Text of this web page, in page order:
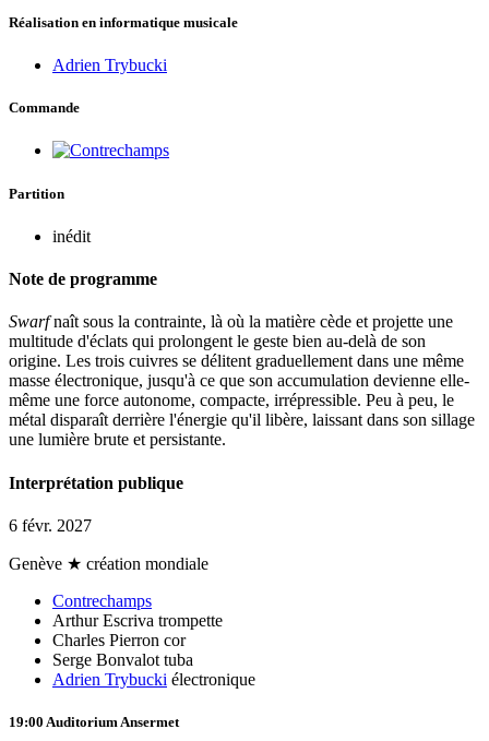
Réalisation en informatique musicale
Adrien Trybucki
Commande
Partition
inédit
Note de programme
Swarfnaît sous la contrainte, là où la matière cède et projette une
multitude d'éclats qui prolongent le geste bien au-delà de son
origine. Les trois cuivres se délitent graduellement dans une même
masse électronique, jusqu'à ce que son accumulation devienne elle-
même une force autonome, compacte, irrépressible. Peu à peu, le
métal disparaît derrière l'énergie qu'il libère, laissant dans son sillage
une lumière brute et persistante.
Interprétation publique
6 févr. 2027
Genève ★ création mondiale
Contrechamps
Arthur Escriva trompette
Charles Pierron cor
Serge Bonvalot tuba
Adrien Trybucki électronique
19:00 Auditorium Ansermet